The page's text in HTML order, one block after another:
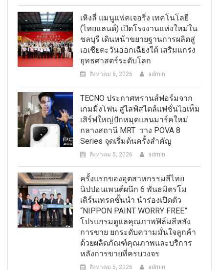
เหิงลี่ แมนูแฟคเจอริ่ง เทคโนโลยี
(ไทยแลนด์) เปิดโรงงานแห่งใหม่ใน
ชลบุรี เดินหน้าขยายฐานการผลิตสู่
เอเชียตะวันออกเฉียงใต้ เสริมแกร่ง
ยุทธศาสตร์ระดับโลก
สิงหาคม 6, 2026 admin
TECNO ประกาศทรานส์ฟอร์มจาก
เกมมิ่งโฟน สู่ไลฟ์สไตล์แฟชั่นไอเท็ม
เสิร์ฟใหญ่ปักหมุดแลนมาร์คใหม่
กลางสถานี MRT วาง POVA 8
Series จุดเริ่มต้นครั้งสำคัญ
สิงหาคม 5, 2026 admin
ครั้งแรกของอุตสาหกรรมสีไทย
นิปปอนเพนต์ผนึก 6 พันธมิตรโม
เดิร์นเทรดชั้นนำ นำร่องเปิดตัว
“NIPPON PAINT WORRY FREE”
โปรแกรมดูแลคุณภาพฟิล์มสีหลัง
การขาย ยกระดับความมั่นใจลูกค้า
ด้วยผลิตภัณฑ์คุณภาพและบริการ
หลังการขายที่ครบวงจร
สิงหาคม 5, 2026 admin